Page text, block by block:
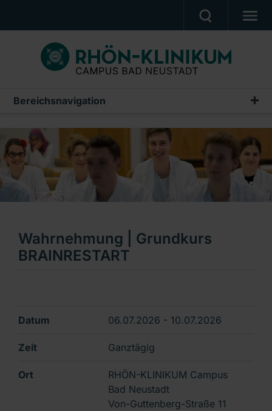
MEDIZIN & PFLEGE
PATIENTEN & BESUCHER
CAMPUS AKADEMIE
AKTUELLES
NOTFALL
Bereichsnavigation
Campus Akademie
Wir über uns
Ausbildung
Fortbildungen
Weiterbildungen
Wahrnehmung | Grundkurs
BRAINRESTART
Datum 06.07.2026 - 10.07.2026
Zeit Ganztägig
Ort
RHÖN-KLINIKUM Campus
Bad Neustadt
Von-Guttenberg-Straße 11